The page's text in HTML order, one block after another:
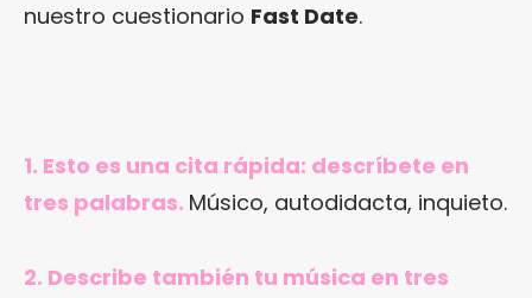
nuestro cuestionario Fast Date.
1. Esto es una cita rápida: descríbete en
tres palabras. Músico, autodidacta, inquieto.
2. Describe también tu música en tres